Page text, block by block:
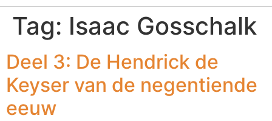
Tag: Isaac Gosschalk
Deel 3: De Hendrick de
Keyser van de negentiende
eeuw